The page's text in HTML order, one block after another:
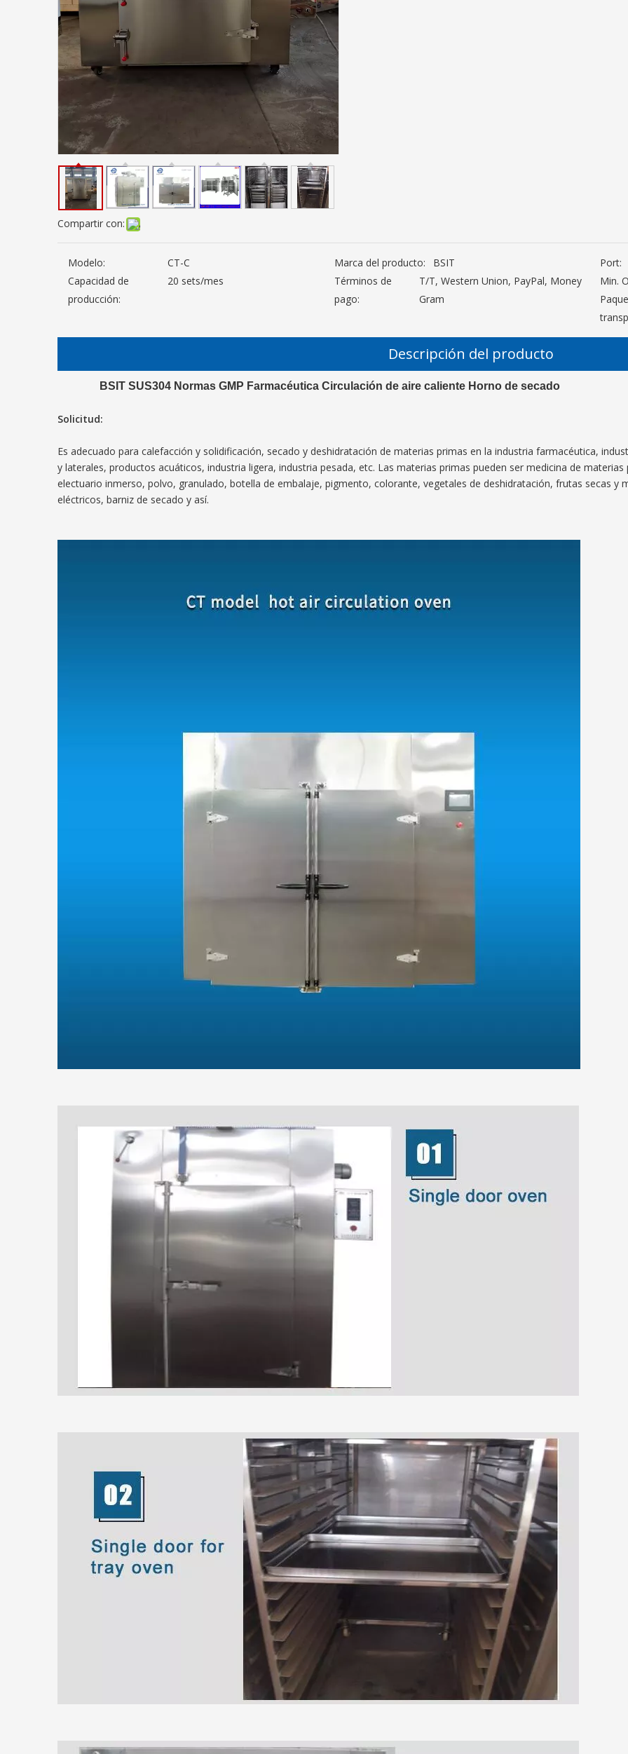
Compartir con:
Modelo: CT-C Marca del producto: BSIT Port:
Capacidad de
producción:
20 sets/mes
Términos de
pago:
T/T, Western Union, PayPal, Money
Gram
Min.
Descripción del producto
BSIT SUS304 Normas GMP Farmacéutica Circulación de aire caliente Horno de secado
Solicitud:
Es adecuado para calefacción y solidificación, secado y deshidratación de materias primas en la industria farmacéutica,
y laterales, productos acuáticos, industria ligera, industria pesada, etc. Las materias primas pueden ser medicina de
electuario inmerso, polvo, granulado, botella de embalaje, pigmento, colorante, vegetales de deshidratación, frutas secas y
eléctricos, barniz de secado y así.